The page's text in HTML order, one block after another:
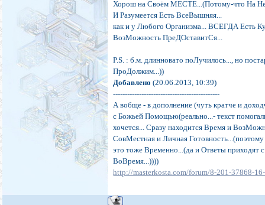
Хорош на Своём МЕСТЕ...(Потому-что На
И Разумеется Есть ВсеВышняя...
как и у Любого Организма... ВСЕГДА Есть
ВозМожность ПреДОставитСя...
P.S. : б.м. длинновато поЛучилось..., но
ПроДолжим...))
Добавлено (20.06.2013, 10:39)
---------------------------------------------
А вобще - в дополнение (чуть кратче и
с Божьей Помощью(реально...- текст
хочется... Сразу находится Время и
СовМестная и Личная Готовность...(поэтому
это тоже Временно...(да и Ответы
ВоВремя...))))
http://masterkosta.com/forum/8-201-37868-